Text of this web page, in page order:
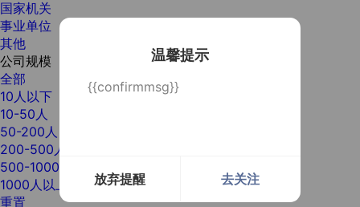
温馨提示
{{confirmmsg}}
放弃提醒 去关注
国家机关
事业单位
其他
公司规模
全部
10人以下
10-50人
50-200人
200-500人
500-1000人
1000人以上
重置